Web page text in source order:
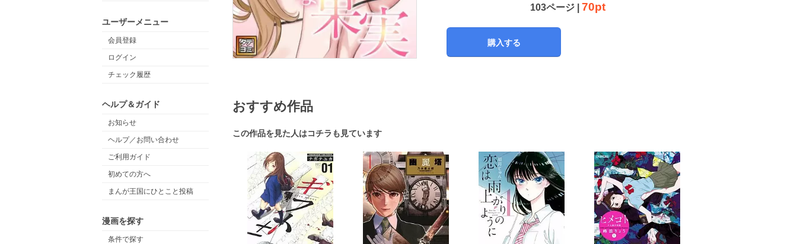
ユーザーメニュー
会員登録
ログイン
チェック履歴
ヘルプ＆ガイド
お知らせ
ヘルプ／お問い合わせ
ご利用ガイド
初めての方へ
まんが王国にひとこと投稿
漫画を探す
条件で探す
103ページ | 70pt
購入する
おすすめ作品
この作品を見た人はコチラも見ています